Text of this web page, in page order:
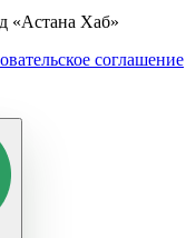
«Астана Хаб»
соглашение